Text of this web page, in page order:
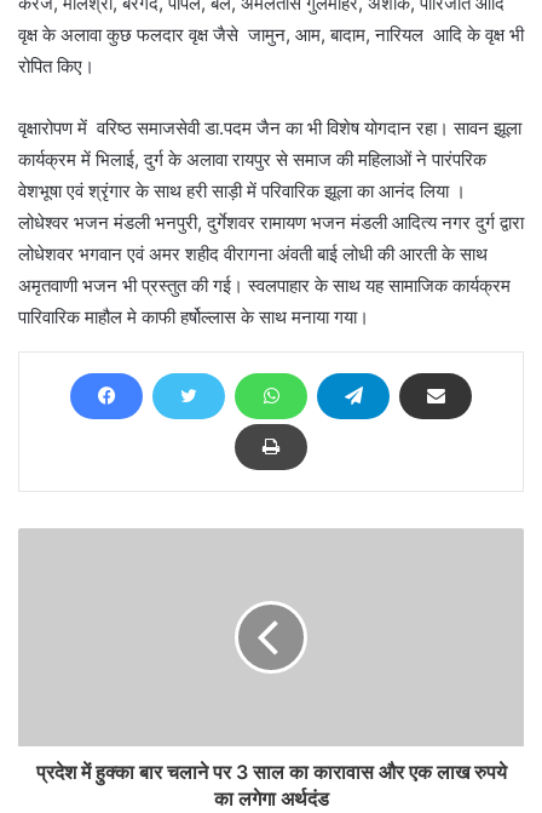
वृक्ष के अलावा कुछ फलदार वृक्ष जैसे जामुन, आम, बादाम, नारियल आदि के वृक्ष भी
रोपित किए।
वृक्षारोपण में वरिष्ठ समाजसेवी डा.पदम जैन का भी विशेष योगदान रहा। सावन झूला
कार्यक्रम में भिलाई, दुर्ग के अलावा रायपुर से समाज की महिलाओं ने पारंपरिक
वेशभूषा एवं श्रृंगार के साथ हरी साड़ी में परिवारिक झूला का आनंद लिया ।
लोधेश्वर भजन मंडली भनपुरी, दुर्गेशवर रामायण भजन मंडली आदित्य नगर दुर्ग द्वारा
लोधेशवर भगवान एवं अमर शहीद वीरागना अंवती बाई लोधी की आरती के साथ
अमृतवाणी भजन भी प्रस्तुत की गई। स्वलपाहार के साथ यह सामाजिक कार्यक्रम
पारिवारिक माहौल मे काफी हर्षोल्लास के साथ मनाया गया।
प्रदेश में हुक्का बार चलाने पर 3 साल का कारावास और एक लाख रुपये
का लगेगा अर्थदंड